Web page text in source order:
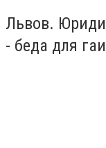
Львов.
- беда для